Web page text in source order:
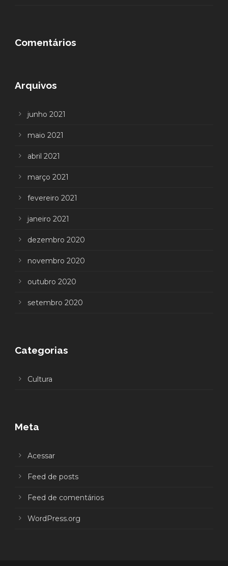
Comentários
Arquivos
junho 2021
maio 2021
abril 2021
março 2021
fevereiro 2021
janeiro 2021
dezembro 2020
novembro 2020
outubro 2020
setembro 2020
Categorias
Cultura
Meta
Acessar
Feed de posts
Feed de comentários
WordPress.org